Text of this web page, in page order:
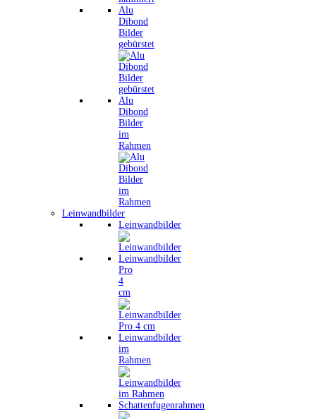
Alu
Dibond
Bilder
gebürstet
Alu
Dibond
Bilder
im
Rahmen
Leinwandbilder
Leinwandbilder
Leinwandbilder
Pro
4
cm
Leinwandbilder
im
Rahmen
Schattenfugenrahmen